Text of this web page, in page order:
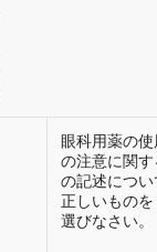
眼科用薬の使
の注意に関す
の記述につい
正しいものを
選びなさい。